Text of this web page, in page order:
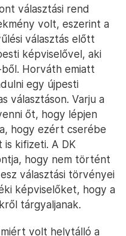
választási rend
volt, eszerint a
választás előtt
képviselővel, aki
Horváth emiatt
egy újpesti
választáson. Varju a
őt, hogy lépjen
hogy ezért cserébe
is kifizeti. A DK
hogy nem történt
választási törvényei
képviselőket, hogy a
tárgyaljanak.
volt helytálló a